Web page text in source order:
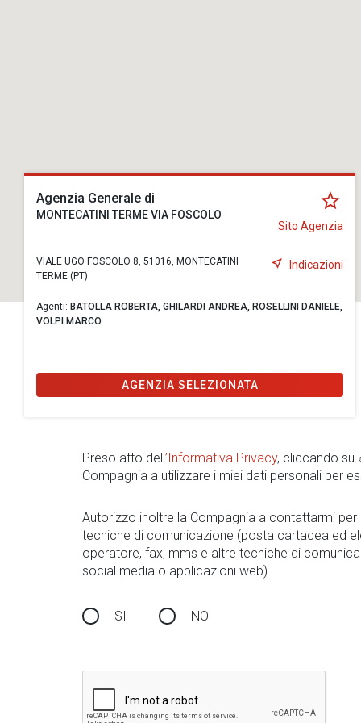
Agenzia Generale di
MONTECATINI TERME VIA FOSCOLO
Sito Agenzia
VIALE UGO FOSCOLO 8, 51016, MONTECATINI
TERME (PT)
Indicazioni
Agenti: BATOLLA ROBERTA, GHILARDI ANDREA, ROSELLINI DANIELE,
VOLPI MARCO
AGENZIA SELEZIONATA
Preso atto dell’Informativa Privacy, cliccando su
Compagnia a utilizzare i miei dati personali per
Autorizzo inoltre la Compagnia a contattarmi
tecniche di comunicazione (posta cartacea ed
operatore, fax, mms e altre tecniche di
social media o applicazioni web).
SI NO